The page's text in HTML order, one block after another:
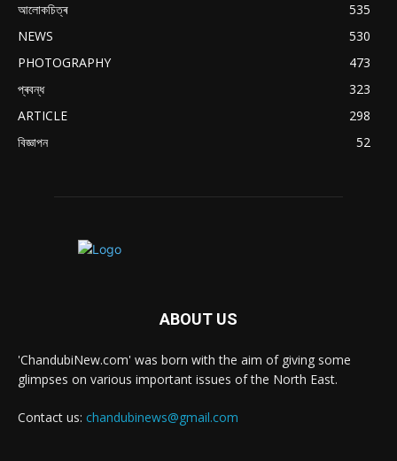
আলোকচিত্ৰ
535
NEWS
530
PHOTOGRAPHY
473
প্ৰবন্ধ
323
ARTICLE
298
বিজ্ঞাপন
52
ABOUT US
'ChandubiNew.com' was born with the aim of giving some
glimpses on various important issues of the North East.
Contact us: chandubinews@gmail.com